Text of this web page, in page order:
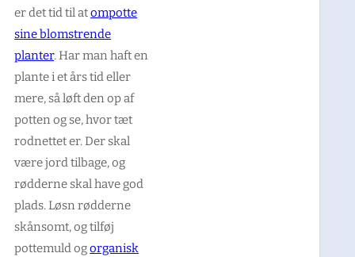
er det tid til atompotte
sine blomstrende
planter. Har man haft en
plante i et års tid eller
mere, så løft den op af
potten og se, hvor tæt
rodnettet er. Der skal
være jord tilbage, og
rødderne skal have god
plads. Løsn rødderne
skånsomt, og tilføj
pottemuld ogorganisk